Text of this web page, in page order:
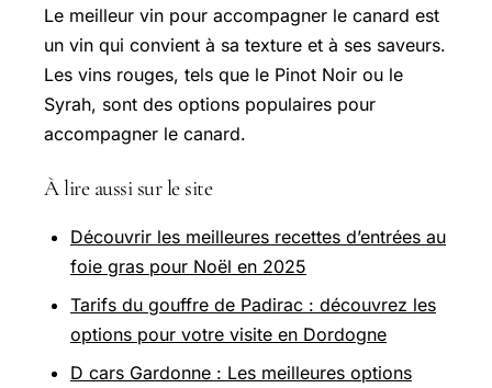
Le meilleur vin pour accompagner le canard est
un vin qui convient à sa texture et à ses saveurs.
Les vins rouges, tels que le Pinot Noir ou le
Syrah, sont des options populaires pour
accompagner le canard.
À lire aussi sur le site
Découvrir les meilleures recettes d’entrées au
foie gras pour Noël en 2025
Tarifs du gouffre de Padirac : découvrez les
options pour votre visite en Dordogne
D cars Gardonne : Les meilleures options